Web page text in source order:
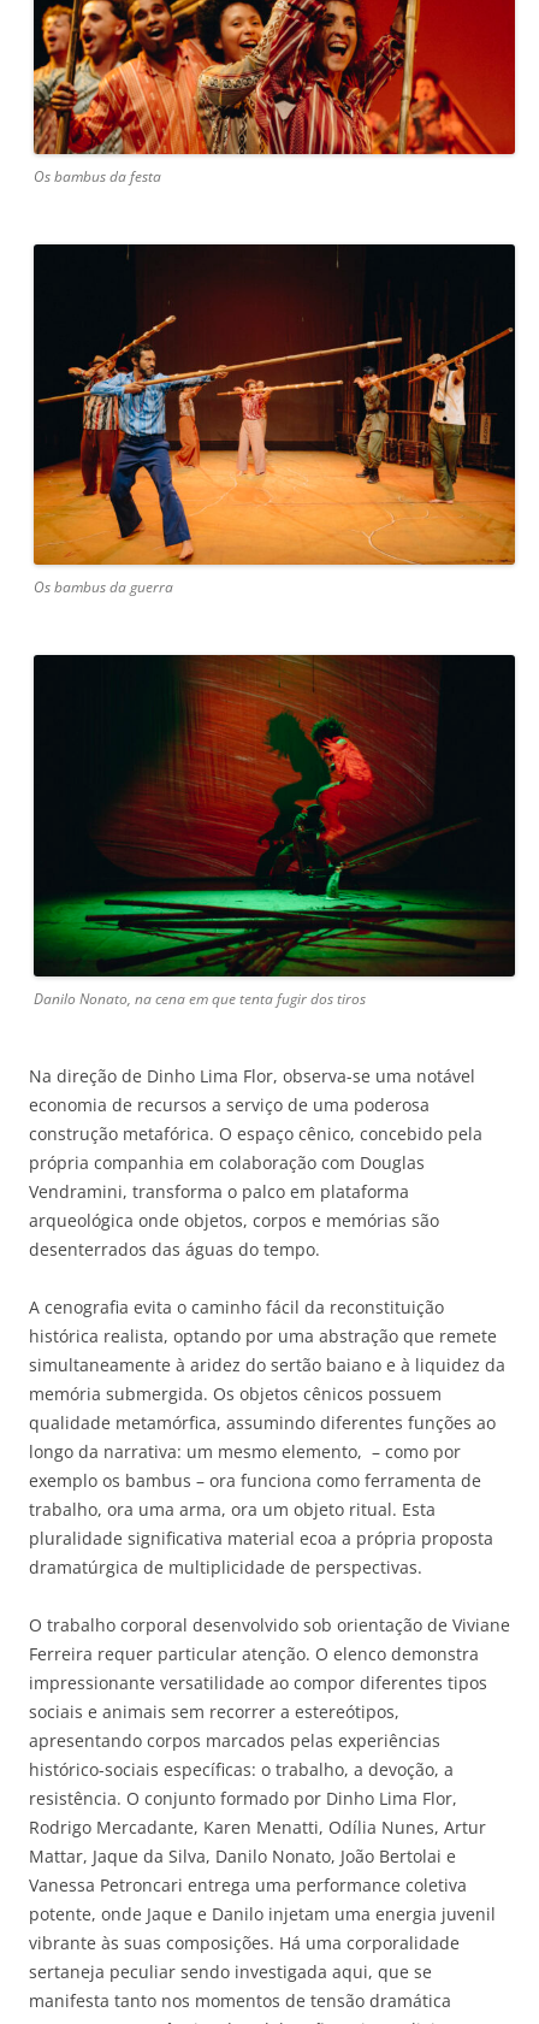
Os bambus da festa
Os bambus da guerra
Danilo Nonato, na cena em que tenta fugir dos tiros
Na direção de Dinho Lima Flor, observa-se uma notável
economia de recursos a serviço de uma poderosa
construção metafórica. O espaço cênico, concebido pela
própria companhia em colaboração com Douglas
Vendramini, transforma o palco em plataforma
arqueológica onde objetos, corpos e memórias são
desenterrados das águas do tempo.
A cenografia evita o caminho fácil da reconstituição
histórica realista, optando por uma abstração que remete
simultaneamente à aridez do sertão baiano e à liquidez da
memória submergida. Os objetos cênicos possuem
qualidade metamórfica, assumindo diferentes funções ao
longo da narrativa: um mesmo elemento, – como por
exemplo os bambus – ora funciona como ferramenta de
trabalho, ora uma arma, ora um objeto ritual. Esta
pluralidade significativa material ecoa a própria proposta
dramatúrgica de multiplicidade de perspectivas.
O trabalho corporal desenvolvido sob orientação de Viviane
Ferreira requer particular atenção. O elenco demonstra
impressionante versatilidade ao compor diferentes tipos
sociais e animais sem recorrer a estereótipos,
apresentando corpos marcados pelas experiências
histórico-sociais específicas: o trabalho, a devoção, a
resistência. O conjunto formado por Dinho Lima Flor,
Rodrigo Mercadante, Karen Menatti, Odília Nunes, Artur
Mattar, Jaque da Silva, Danilo Nonato, João Bertolai e
Vanessa Petroncari entrega uma performance coletiva
potente, onde Jaque e Danilo injetam uma energia juvenil
vibrante às suas composições. Há uma corporalidade
sertaneja peculiar sendo investigada aqui, que se
manifesta tanto nos momentos de tensão dramática